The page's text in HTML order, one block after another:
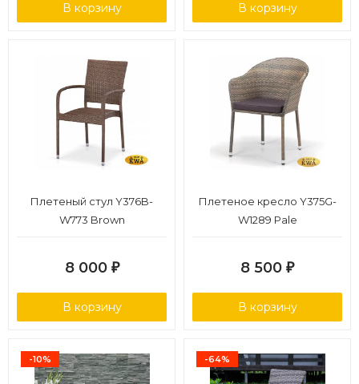
В корзину В корзину
Плетеный стул Y376B-
W773 Brown
8 000 ₽
В корзину
Плетеное кресло Y375G-
W1289 Pale
8 500 ₽
В корзину
-10% -64%